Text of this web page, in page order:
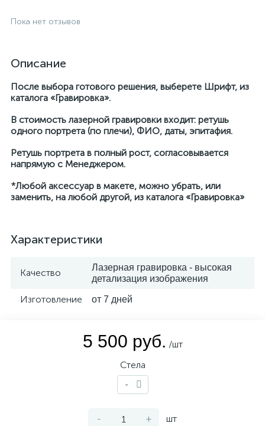
Пока нет отзывов
Описание
После выбора готового решения, выберете Шрифт, из
каталога «Гравировка».
В стоимость лазерной гравировки входит: ретушь
одного портрета (по плечи), ФИО, даты, эпитафия.
Ретушь портрета в полный рост, согласовывается
напрямую с Менеджером.
*Любой аксессуар в макете, можно убрать, или
заменить, на любой другой, из каталога «Гравировка»
Характеристики
Качество
Лазерная гравировка - высокая
детализация изображения
Изготовление от 7 дней
5 500 руб. /шт
Стела
-
- + шт